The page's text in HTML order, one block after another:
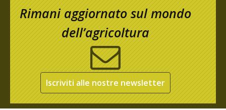
Rimani aggiornato sul mondo
dell’agricoltura
Iscriviti alle nostre newsletter